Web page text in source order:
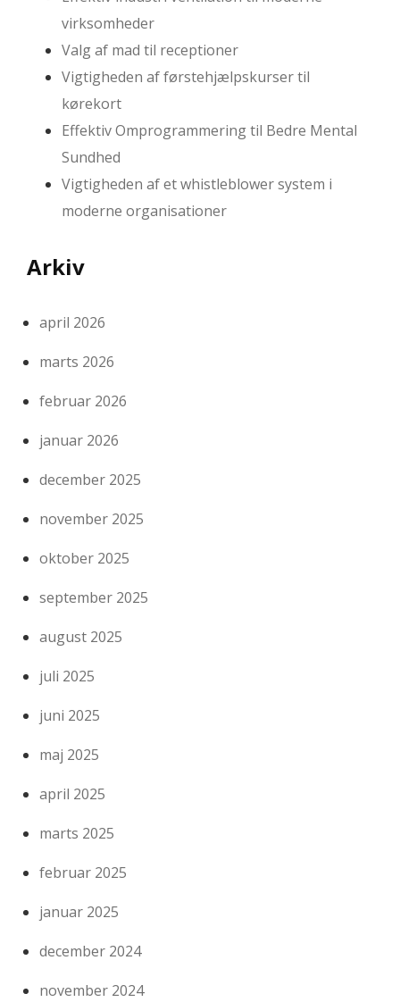
virksomheder
Valg af mad til receptioner
Vigtigheden af førstehjælpskurser til
kørekort
Effektiv Omprogrammering til Bedre Mental
Sundhed
Vigtigheden af et whistleblower system i
moderne organisationer
Arkiv
april 2026
marts 2026
februar 2026
januar 2026
december 2025
november 2025
oktober 2025
september 2025
august 2025
juli 2025
juni 2025
maj 2025
april 2025
marts 2025
februar 2025
januar 2025
december 2024
november 2024